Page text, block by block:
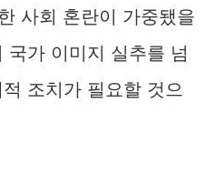
사회 혼란이 가중됐을
국가 이미지 실추를 넘
조치가 필요할 것으